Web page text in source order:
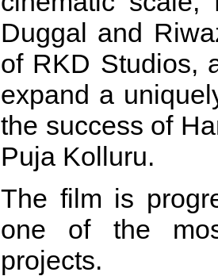
Duggal and
of RKD Studios,
expand a
the success of
Puja Kolluru.
The film is
one of the
projects.